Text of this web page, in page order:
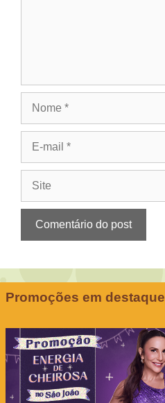
Promoções em destaque